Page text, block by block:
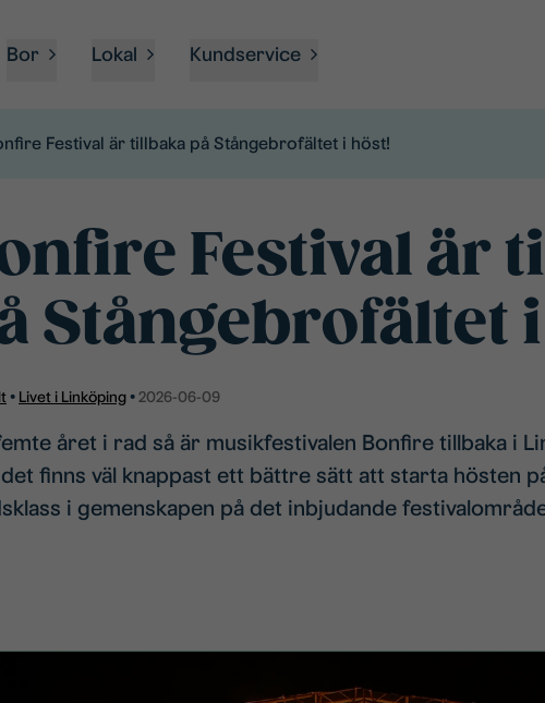
Bor Lokal Kundservice
Festival är tillbaka på Stångebrofältet i höst!
Festival är
Stångebrofältet
• Livet i Linköping•2026-06-09
året i rad så är musikfestivalen Bonfire tillbaka i
finns väl knappast ett bättre sätt att starta hösten
i gemenskapen på det inbjudande